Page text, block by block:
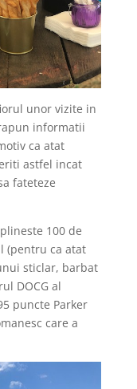
unor vizite in
informatii
ca atat
astfel incat
fateteze
100 de
(pentru ca atat
sticlar, barbat
DOCG al
puncte Parker
care a